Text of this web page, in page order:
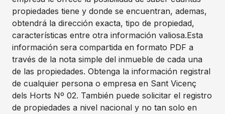
propiedades tiene y donde se encuentran, ademas,
obtendrá la dirección exacta, tipo de propiedad,
características entre otra información valiosa.Esta
información sera compartida en formato PDF a
través de la nota simple del inmueble de cada una
de las propiedades. Obtenga la información registral
de cualquier persona o empresa en Sant Vicenç
dels Horts Nº 02. También puede solicitar el registro
de propiedades a nivel nacional y no tan solo en